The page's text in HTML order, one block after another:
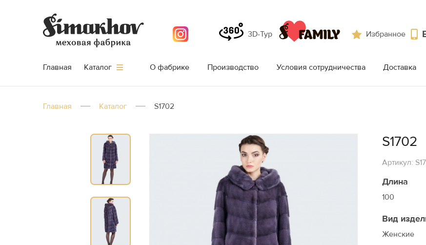
3D-Тур Избранное
Главная Каталог О фабрике Производство Условия сотрудничества Доставка
Главная Каталог S1702
S1702
Артикул:
Длина
100
Вид
Женские